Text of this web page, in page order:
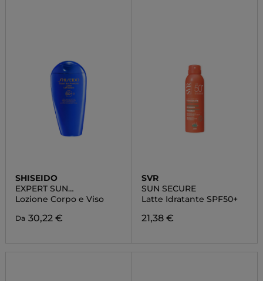
SHISEIDO
EXPERT SUN
PROTECTOR
Lozione Corpo e Viso
Da 30,22 €
SVR
SUN SECURE
Latte Idratante SPF50+
21,38 €